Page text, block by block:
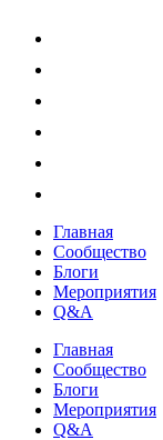
Главная
Сообщество
Блоги
Мероприятия
Q&A
Главная
Сообщество
Блоги
Мероприятия
Q&A